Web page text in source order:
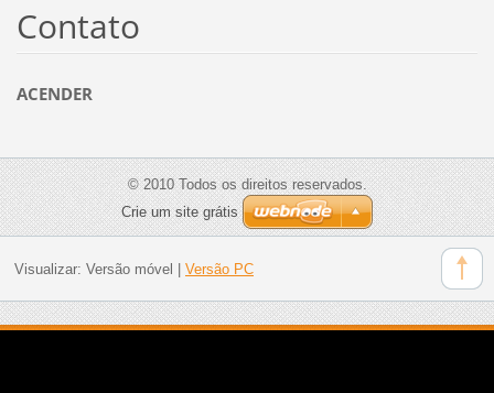
Contato
ACENDER
© 2010 Todos os direitos reservados.
Crie um site grátis
Visualizar: Versão móvel Versão PC